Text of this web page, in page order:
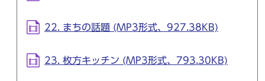
22. まちの話題 (MP3形式、927.38KB)
23. 枚方キッチン (MP3形式、793.30KB)